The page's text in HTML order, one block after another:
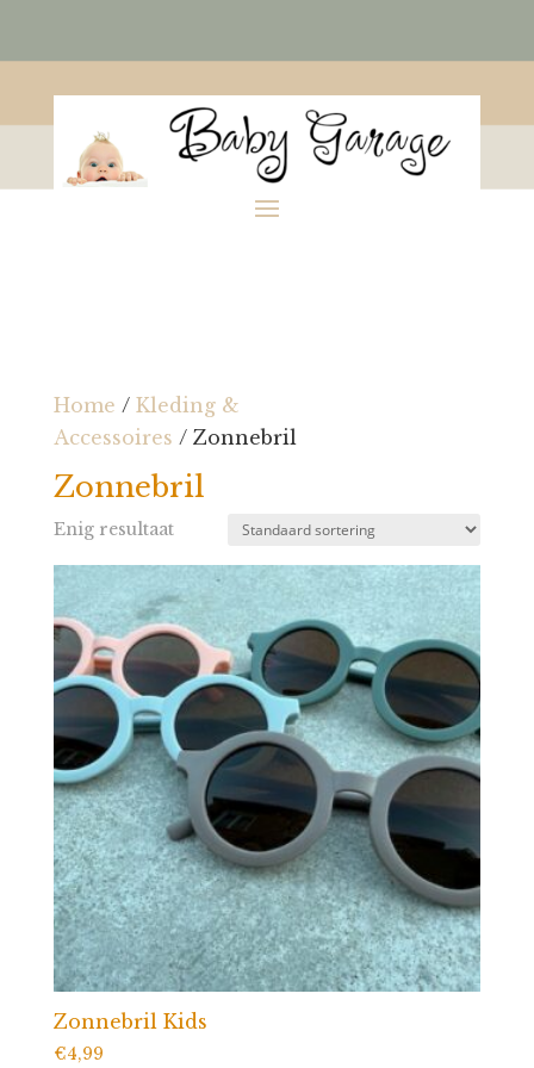
Home / Kleding &
Accessoires / Zonnebril
Zonnebril
Enig resultaat
Zonnebril Kids
€4,99